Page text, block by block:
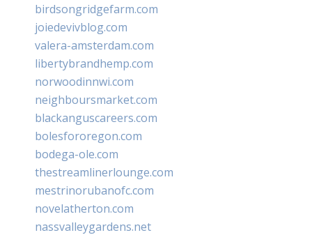
birdsongridgefarm.com
joiedevivblog.com
valera-amsterdam.com
libertybrandhemp.com
norwoodinnwi.com
neighboursmarket.com
blackanguscareers.com
bolesfororegon.com
bodega-ole.com
thestreamlinerlounge.com
mestrinorubanofc.com
novelatherton.com
nassvalleygardens.net